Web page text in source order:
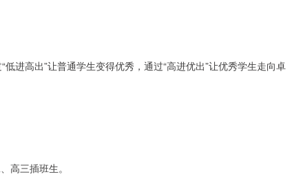
进高出”让普通学生变得优秀，通过“高进优出”让优秀学生走向卓
高三插班生。